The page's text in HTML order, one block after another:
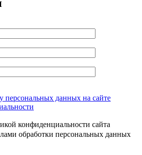
персональных данных на сайте
конфиденциальности сайта
обработки персональных данных